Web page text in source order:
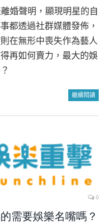
婚聲明，顯現明星的自
都透過社群媒體發佈，
在無形中喪失作為藝人
再如何賣力，最大的娛
繼續閱讀
0
需要娛樂名嘴嗎？